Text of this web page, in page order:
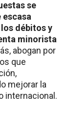
se
escasa
débitos y
minorista
abogan por
que
mejorar la
internacional.